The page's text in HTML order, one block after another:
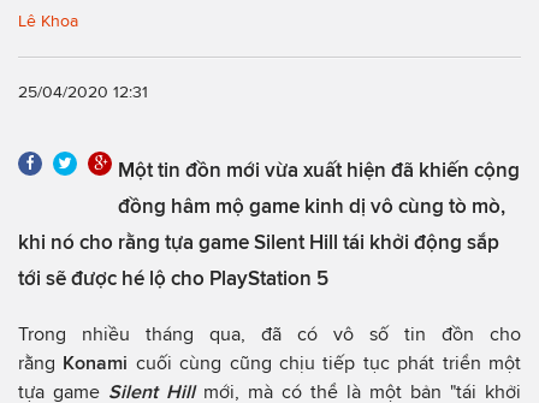
Lê Khoa
25/04/2020 12:31
Một tin đồn mới vừa xuất hiện đã khiến cộng
đồng hâm mộ game kinh dị vô cùng tò mò,
khi nó cho rằng tựa game Silent Hill tái khởi động sắp
tới sẽ được hé lộ cho PlayStation 5
Trong nhiều tháng qua, đã có vô số tin đồn cho
rằng Konami cuối cùng cũng chịu tiếp tục phát triển một
tựa game Silent Hill mới, mà có thể là một bản "tái khởi